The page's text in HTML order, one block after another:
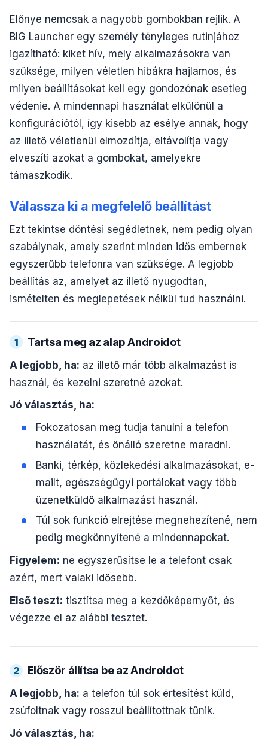
Előnye nemcsak a nagyobb gombokban rejlik. A
BIG Launcher egy személy tényleges rutinjához
igazítható: kiket hív, mely alkalmazásokra van
szüksége, milyen véletlen hibákra hajlamos, és
milyen beállításokat kell egy gondozónak esetleg
védenie. A mindennapi használat elkülönül a
konfigurációtól, így kisebb az esélye annak, hogy
az illető véletlenül elmozdítja, eltávolítja vagy
elveszíti azokat a gombokat, amelyekre
támaszkodik.
Válassza ki a megfelelő beállítást
Ezt tekintse döntési segédletnek, nem pedig olyan
szabálynak, amely szerint minden idős embernek
egyszerűbb telefonra van szüksége. A legjobb
beállítás az, amelyet az illető nyugodtan,
ismételten és meglepetések nélkül tud használni.
1 Tartsa meg az alap Androidot
A legjobb, ha: az illető már több alkalmazást is
használ, és kezelni szeretné azokat.
Jó választás, ha:
Fokozatosan meg tudja tanulni a telefon
használatát, és önálló szeretne maradni.
Banki, térkép, közlekedési alkalmazásokat, e-
mailt, egészségügyi portálokat vagy több
üzenetküldő alkalmazást használ.
Túl sok funkció elrejtése megnehezítené, nem
pedig megkönnyítené a mindennapokat.
Figyelem: ne egyszerűsítse le a telefont csak
azért, mert valaki idősebb.
Első teszt: tisztítsa meg a kezdőképernyőt, és
végezze el az alábbi tesztet.
2 Először állítsa be az Androidot
A legjobb, ha: a telefon túl sok értesítést küld,
zsúfoltnak vagy rosszul beállítottnak tűnik.
Jó választás, ha: